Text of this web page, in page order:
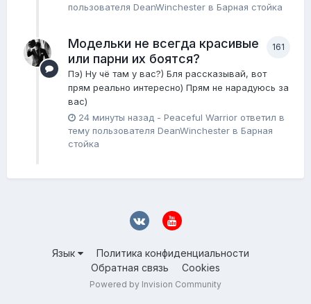
пользователя DeanWinchester в Барная стойка
161
Модельки не всегда красивые
или парни их боятся?
Пэ) Ну чё там у вас?) Бля рассказывай, вот
прям реально интересно) Прям не нарадуюсь за
вас)
24 минуты назад - Peaceful Warrior ответил в
тему пользователя DeanWinchester в Барная
стойка
Язык
Политика конфиденциальности
Обратная связь
Cookies
Powered by Invision Community